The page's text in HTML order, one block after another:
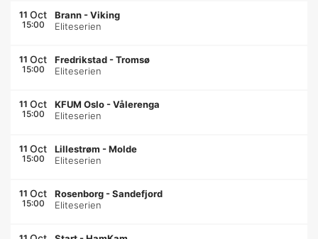
11 Oct
15:00
Brann -Viking
Eliteserien
11 Oct
15:00
Fredrikstad -Tromsø
Eliteserien
11 Oct
15:00
KFUM Oslo -Vålerenga
Eliteserien
11 Oct
15:00
Lillestrøm -Molde
Eliteserien
11 Oct
15:00
Rosenborg -Sandefjord
Eliteserien